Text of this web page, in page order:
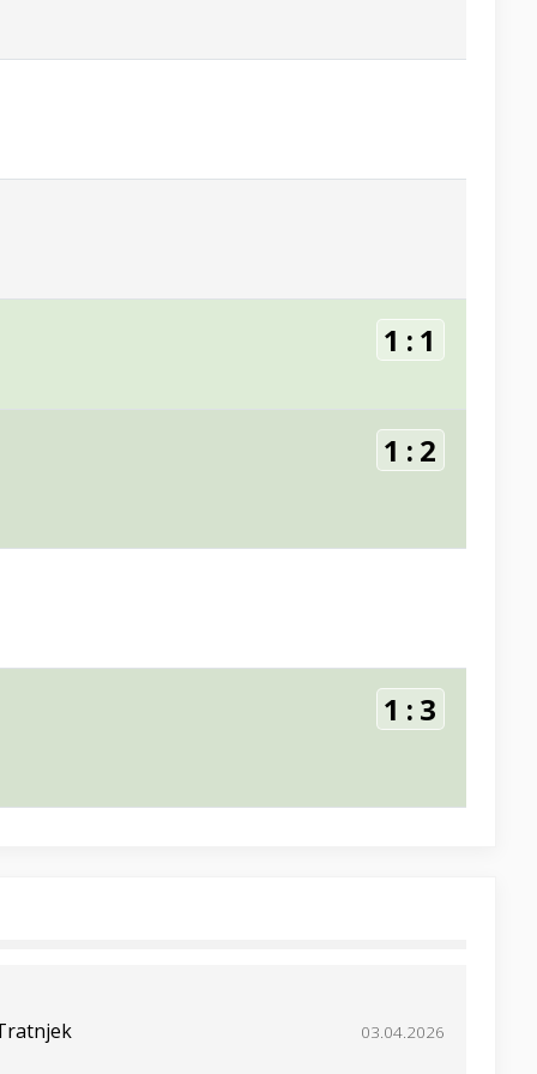
1 : 1
1 : 2
1 : 3
03.04.2026